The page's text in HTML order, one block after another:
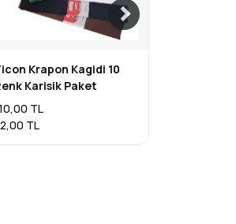
Krapon Kagidi 10
Karisik Paket
TL
TL